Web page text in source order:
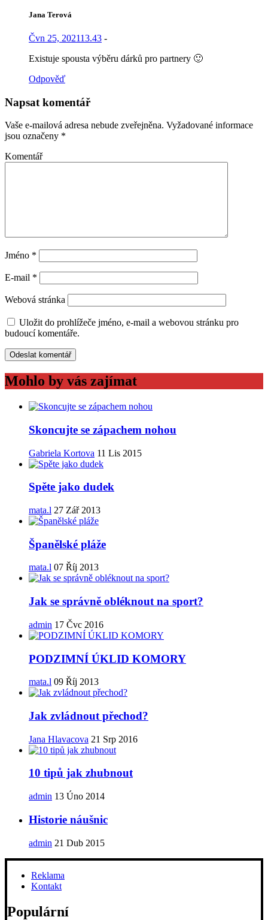
Jana Terová
Čvn 25, 202113.43 -
Existuje spousta výběru dárků pro partnery 🙂
Odpověď
Napsat komentář
Vaše e-mailová adresa nebude zveřejněna. Vyžadované informace
jsou označeny *
Komentář
Jméno *
E-mail *
Webová stránka
Uložit do prohlížeče jméno, e-mail a webovou stránku pro
budoucí komentáře.
Mohlo by vás zajímat
Skoncujte se zápachem nohou
Gabriela Kortova 11 Lis 2015
Spěte jako dudek
mata.l 27 Zář 2013
Španělské pláže
mata.l 07 Říj 2013
Jak se správně obléknout na sport?
admin 17 Čvc 2016
PODZIMNÍ ÚKLID KOMORY
mata.l 09 Říj 2013
Jak zvládnout přechod?
Jana Hlavacova 21 Srp 2016
10 tipů jak zhubnout
admin 13 Úno 2014
Historie náušnic
admin 21 Dub 2015
Reklama
Kontakt
Populární